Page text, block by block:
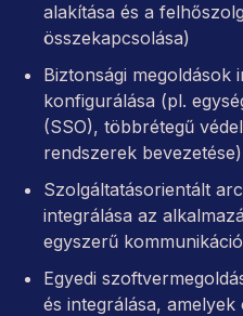
alakítása és a
összekapcsolása)
Biztonsági megoldások
konfigurálása (pl.
(SSO), többrétegű
rendszerek bevezetése)
Szolgáltatásorientált
integrálása az
egyszerű
Egyedi
és integrálása,